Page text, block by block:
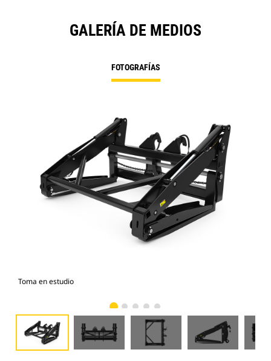
GALERÍA DE MEDIOS
FOTOGRAFÍAS
Toma en estudio